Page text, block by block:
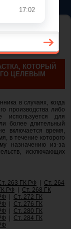
его целевым
КОТОРЫЙ
ЦЕЛЕВЫМ
в случаях, когда
производства либо
для
более длительный
включается время,
в течение которого
назначению из-за
исключающих
263 ГК РФ
Ст. 264
РФ
Ст. 268 ГК
Ст. 272 ГК
Ст. 276 ГК
Ст. 280 ГК
Ст. 284 ГК